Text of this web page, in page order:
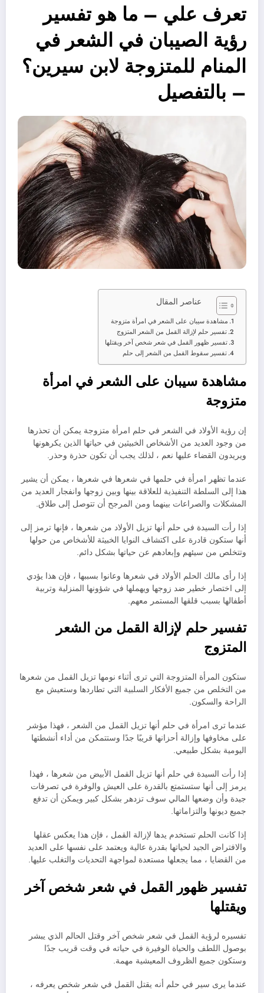
تعرف علي – ما هو تفسير
رؤية الصيبان في الشعر في
المنام للمتزوجة لابن سيرين؟
– بالتفصيل
عناصر المقال
مشاهدة سيبان على الشعر في امرأة متزوجة
تفسير حلم لإزالة القمل من الشعر المتزوج
تفسير ظهور القمل في شعر شخص آخر ويقتلها
تفسير سقوط القمل من الشعر إلى حلم
مشاهدة سيبان على الشعر في امرأة
متزوجة
إن رؤية الأولاد في الشعر في حلم امرأة متزوجة يمكن أن تحذرها
من وجود العديد من الأشخاص الخبيثين في حياتها الذين يكرهونها
ويريدون القضاء عليها نعم ، لذلك يجب أن تكون حذرة وحذر.
عندما تظهر امرأة في حلمها في شعرها في شعرها ، يمكن أن يشير
هذا إلى السلطة التنفيذية للعلاقة بينها وبين زوجها وانفجار العديد من
المشكلات والصراعات بينهما ومن المرجح أن تتوصل إلى طلاق.
إذا رأت السيدة في حلم أنها تزيل الأولاد من شعرها ، فإنها ترمز إلى
أنها ستكون قادرة على اكتشاف النوايا الخبيثة للأشخاص من حولها
وتتخلص من سيئهم وإبعادهم عن حياتها بشكل دائم.
إذا رأى مالك الحلم الأولاد في شعرها وعانوا بسببها ، فإن هذا يؤدي
إلى اختصار خطير ضد زوجها ويهملها في شؤونها المنزلية وتربية
أطفالها بسبب قلقها المستمر معهم.
تفسير حلم لإزالة القمل من الشعر
المتزوج
ستكون المرأة المتزوجة التي ترى أثناء نومها تزيل القمل من شعرها
من التخلص من جميع الأفكار السلبية التي تطاردها وستعيش مع
الراحة والسكون.
عندما ترى امرأة في حلم أنها تزيل القمل من الشعر ، فهذا مؤشر
على مخاوفها وإزالة أحزانها قريبًا جدًا وستتمكن من أداء أنشطتها
اليومية بشكل طبيعي.
إذا رأت السيدة في حلم أنها تزيل القمل الأبيض من شعرها ، فهذا
يرمز إلى أنها ستستمتع بالقدرة على العيش والوفرة في تصرفات
جيدة وأن وضعها المالي سوف تزدهر بشكل كبير ويمكن أن تدفع
جميع ديونها والتزاماتها.
إذا كانت الحلم تستخدم يدها لإزالة القمل ، فإن هذا يعكس عقلها
والافتراض الجيد لحياتها بقدرة عالية ويعتمد على نفسها على العديد
من القضايا ، مما يجعلها مستعدة لمواجهة التحديات والتغلب عليها.
تفسير ظهور القمل في شعر شخص آخر
ويقتلها
تفسيره لرؤية القمل في شعر شخص آخر وقتل الحالم الذي يبشر
بوصول اللطف والحياة الوفيرة في حياته في وقت قريب جدًا
وستكون جميع الظروف المعيشية مهمة.
عندما يرى سير في حلم أنه يقتل القمل في شعر شخص يعرفه ،